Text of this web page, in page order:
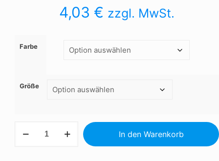
4,03 € zzgl. MwSt.
Farbe
Größe
Hub
In den Warenkorb